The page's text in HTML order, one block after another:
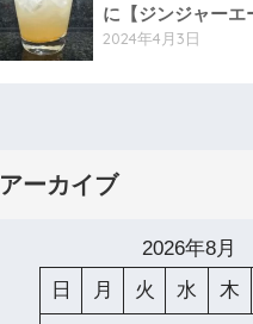
に【ジンジャーエ
2024年4月3日
アーカイブ
2026年8月
日
月 火 水 木